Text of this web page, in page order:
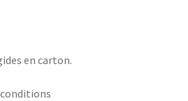
en carton.
conditions